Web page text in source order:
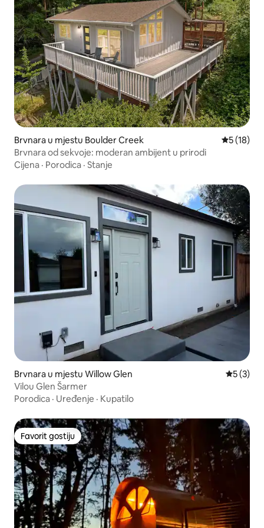
Brvnara u mjestu Boulder Creek prosječna
5 (18)
Brvnara od sekvoje: moderan ambijent u prirodi
Cijena · Porodica · Stanje
Brvnara u mjestu Willow Glen
5 (3)
Vilou Glen Šarmer
Porodica · Uređenje · Kupatilo
Favorit gostiju
Favorit gostiju